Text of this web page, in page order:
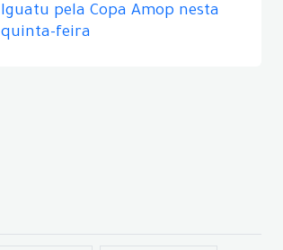
Iguatu pela Copa Amop nesta
quinta-feira